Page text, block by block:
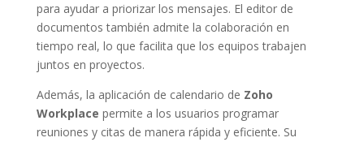
para ayudar a priorizar los mensajes. El editor de
documentos también admite la colaboración en
tiempo real, lo que facilita que los equipos trabajen
juntos en proyectos.
Además, la aplicación de calendario de Zoho
Workplace permite a los usuarios programar
reuniones y citas de manera rápida y eficiente. Su